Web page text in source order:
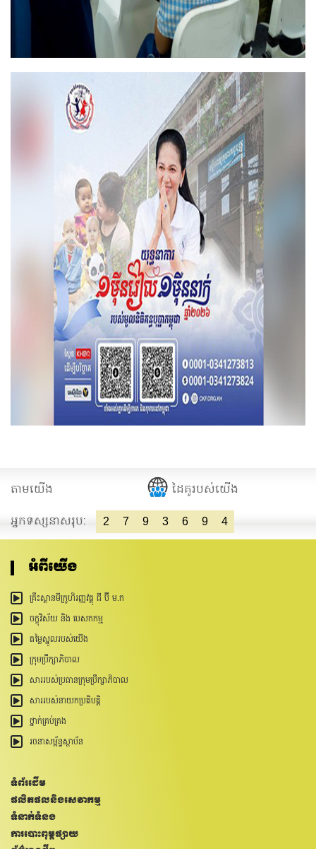
តាមយើង
ដៃគូរបស់យើង
អ្នកទស្សនាសរុប:
2 7 9 3 6 9 4
អំពីយើង
គ្រឹះស្ថានមីក្រូហិរញ្ញវត្ថុ ជី ប៊ី ម.ក
ចក្ខុវិស័យ និង បេសកកម្ម
តម្លៃស្នូលរបស់យើង
ក្រុមប្រឹក្សាភិបាល
សាររបស់ប្រធានក្រុមប្រឹក្សាភិបាល
សាររបស់នាយកប្រតិបត្តិ
ថ្នាក់គ្រប់គ្រង
រចនាសម្ព័ន្ធ​ស្ថាប័ន
ទំព័រដើម
ផលិតផលនិងសេវាកម្ម
ទំនាក់ទំនង
ការបោះពុម្ពផ្សាយ